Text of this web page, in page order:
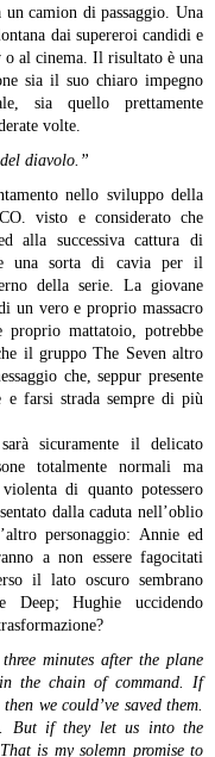
un camion di passaggio. Una
dai supereroi candidi e
al cinema. Il risultato è una
sia il suo chiaro impegno
sia quello prettamente
volte.
diavolo.”
nello sviluppo della
visto e considerato che
alla successiva cattura di
una sorta di cavia per il
della serie. La giovane
un vero e proprio massacro
proprio mattatoio, potrebbe
il gruppo The Seven altro
che, seppur presente
e farsi strada sempre di più
sicuramente il delicato
totalmente normali ma
di quanto potessero
dalla caduta nell’oblio
personaggio: Annie ed
a non essere fagocitati
il lato oscuro sembrano
Deep; Hughie uccidendo
minutes after the plane
the chain of command. If
we could’ve saved them.
But if they let us into the
is my solemn promise to